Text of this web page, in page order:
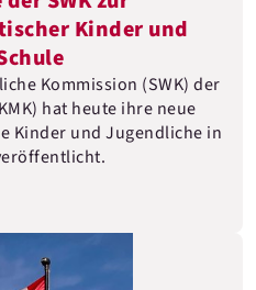
Kinder und
Kommission (SWK) der
hat heute ihre neue
Kinder und Jugendliche in